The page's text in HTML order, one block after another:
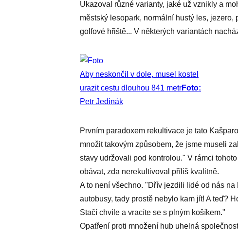
Ukazoval různé varianty, jaké už vznikly a
městský lesopark, normální hustý les,
golfové hřiště... V některých variantách
Aby neskončil v dole, musel kostel
urazit cestu dlouhou 841 metrFoto:
Petr Jedinák
Prvním paradoxem rekultivace je tato
množit takovým způsobem, že jsme museli
stavy udržovali pod kontrolou." V rámci
obávat, zda nerekultivoval příliš kvalitně.
A to není všechno. "Dřív jezdili lidé od nás
autobusy, tady prostě nebylo kam jít! A teď?
Stačí chvíle a vracíte se s plným košíkem."
Opatření proti množení hub uhelná